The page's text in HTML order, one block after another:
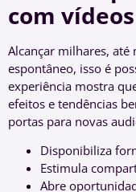
com
Alcançar milhares,
espontâneo, isso é
experiência mostra
efeitos e tendências
portas para novas
Disponibiliza
Estimula
Abre